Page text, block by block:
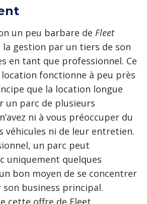
un peu barbare de Fleet
gestion par un tiers de son
en tant que professionnel. Ce
fonctionne à peu près
que la location longue
un parc de plusieurs
ni à vous préoccuper du
véhicules ni de leur entretien.
un parc peut
uniquement quelques
bon moyen de se concentrer
business principal.
cette offre de Fleet